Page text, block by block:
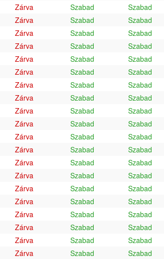
Zárva Szabad Szabad
Zárva Szabad Szabad
Zárva Szabad Szabad
Zárva Szabad Szabad
Zárva Szabad Szabad
Zárva Szabad Szabad
Zárva Szabad Szabad
Zárva Szabad Szabad
Zárva Szabad Szabad
Zárva Szabad Szabad
Zárva Szabad Szabad
Zárva Szabad Szabad
Zárva Szabad Szabad
Zárva Szabad Szabad
Zárva Szabad Szabad
Zárva Szabad Szabad
Zárva Szabad Szabad
Zárva Szabad Szabad
Zárva Szabad Szabad
Zárva Szabad Szabad